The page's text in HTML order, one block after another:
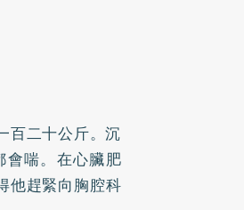
百二十公斤。沉
會喘。在心臟肥
他趕緊向胸腔科